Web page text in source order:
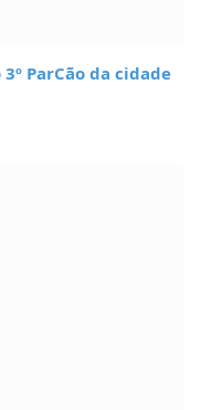
ParCão da cidade